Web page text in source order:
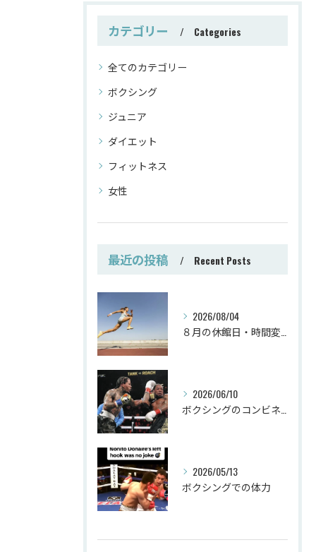
カテゴリー Categories
全てのカテゴリー
ボクシング
ジュニア
ダイエット
フィットネス
女性
最近の投稿 Recent Posts
2026/08/04
2026/06/10
2026/05/13
ボクシングでの体力